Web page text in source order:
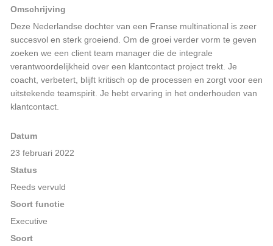
Omschrijving
Deze Nederlandse dochter van een Franse multinational is zeer
succesvol en sterk groeiend. Om de groei verder vorm te geven
zoeken we een client team manager die de integrale
verantwoordelijkheid over een klantcontact project trekt. Je
coacht, verbetert, blijft kritisch op de processen en zorgt voor een
uitstekende teamspirit. Je hebt ervaring in het onderhouden van
klantcontact.
Datum
23 februari 2022
Status
Reeds vervuld
Soort functie
Executive
Soort